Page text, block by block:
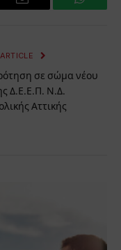
Email
σε σώμα νέου
Δ.Ε.Ε.Π. Ν.Δ.
Αττικής